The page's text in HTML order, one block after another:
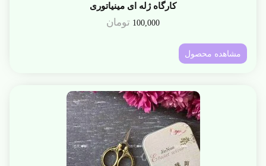
کارگاه ژله ای مینیاتوری
100,000 تومان
مشاهده محصول